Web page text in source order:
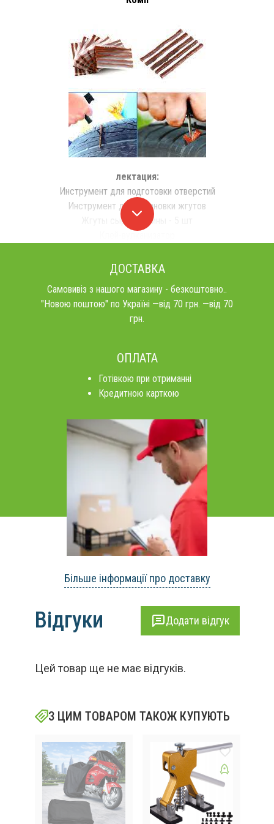
лектация:
Инструмент для подготовки отверстий
Инструмент для установки жгутов
Жгуты сырой резины - 5 шт
ДОСТАВКА
Самовивіз з нашого магазину - безкоштовно..
"Новою поштою" по Україні —від 70 грн. —від 70
грн.
ОПЛАТА
Готівкою при отриманні
Кредитною карткою
Більше інформації про доставку
Відгуки Додати відгук
Цей товар ще не має відгуків.
З ЦИМ ТОВАРОМ ТАКОЖ КУПУЮТЬ